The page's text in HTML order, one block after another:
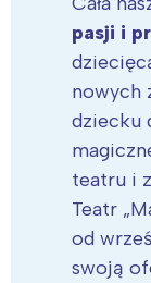
pasji i
nowych
dziecku
teatru i
Teatr
od
swoją